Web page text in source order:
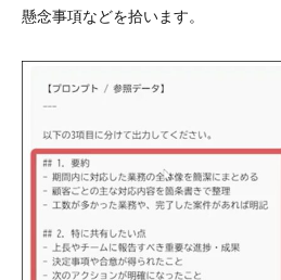
懸念事項などを拾います。